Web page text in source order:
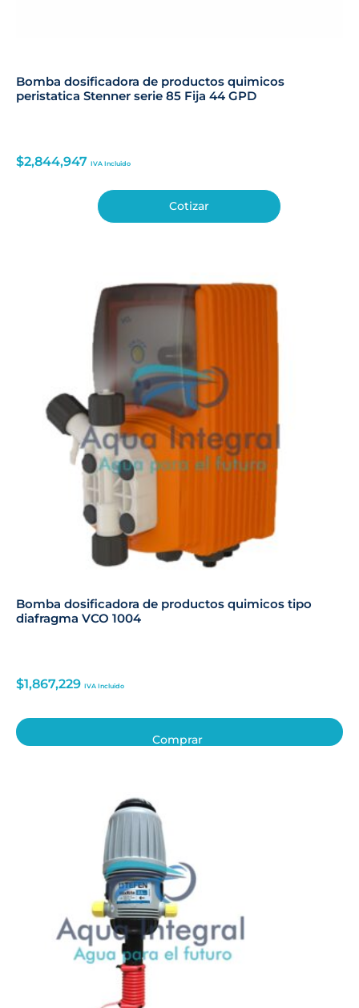
Bomba dosificadora de productos quimicos
peristatica Stenner serie 85 Fija 44 GPD
$2,844,947 IVA Incluido
Cotizar
Bomba dosificadora de productos quimicos tipo
diafragma VCO 1004
$1,867,229 IVA Incluido
Comprar